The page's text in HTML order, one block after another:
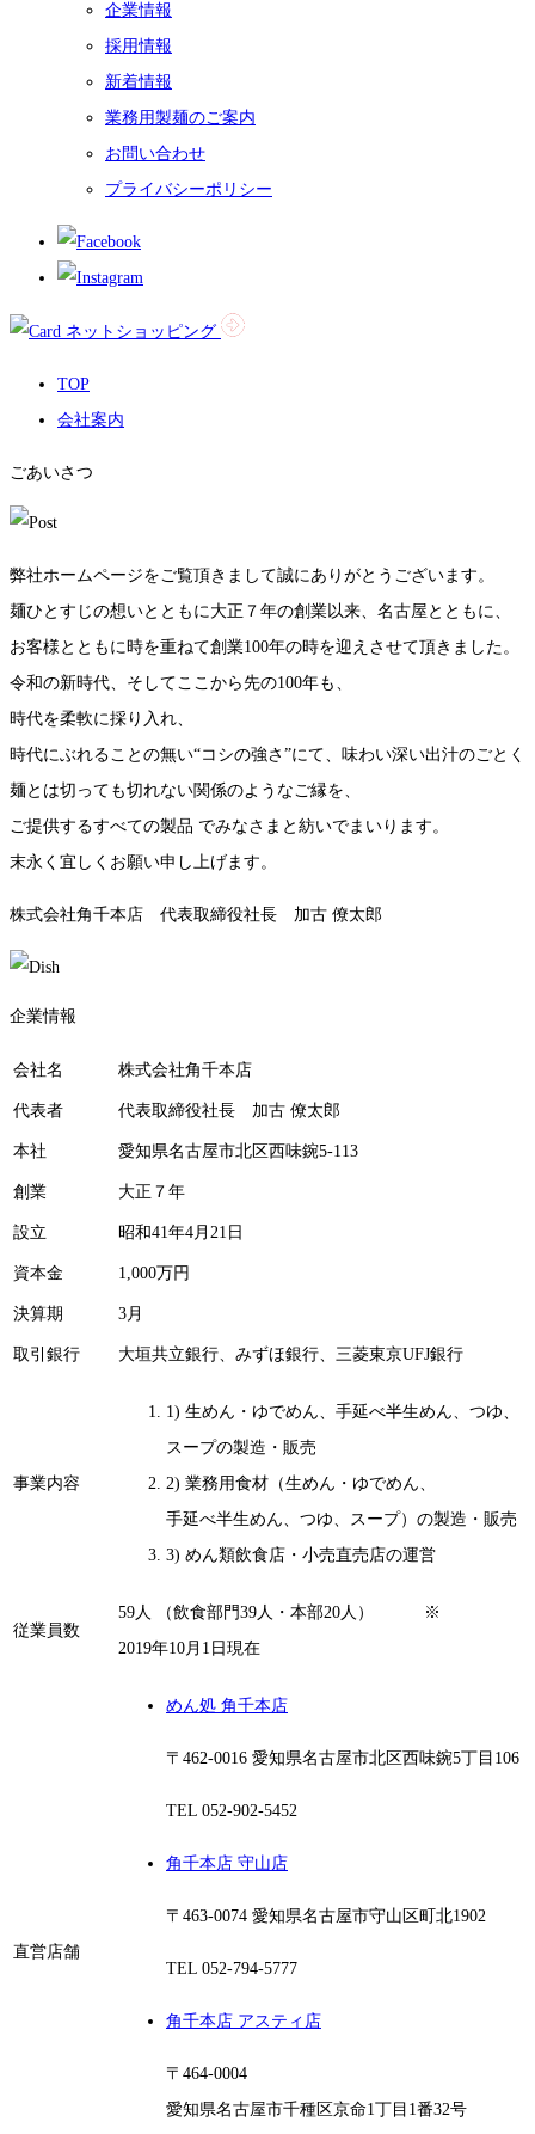
企業情報
採用情報
新着情報
業務用製麺のご案内
お問い合わせ
プライバシーポリシー
ネットショッピング
TOP
会社案内
ごあいさつ
弊社ホームページをご覧頂きまして誠にありがとうございます。
麺ひとすじの想いとともに大正７年の創業以来、名古屋とともに、
お客様とともに時を重ねて創業100年の時を迎えさせて頂きました。
令和の新時代、そしてここから先の100年も、
時代を柔軟に採り入れ、
時代にぶれることの無い“コシの強さ”にて、味わい深い出汁のごとく
麺とは切っても切れない関係のようなご縁を、
ご提供するすべての製品 でみなさまと紡いでまいります。
末永く宜しくお願い申し上げます。
株式会社角千本店 代表取締役社長 加古 僚太郎
企業情報
会社名 株式会社角千本店
代表者 代表取締役社長 加古 僚太郎
本社 愛知県名古屋市北区西味鋺5-113
創業 大正７年
設立 昭和41年4月21日
資本金 1,000万円
決算期 3月
取引銀行 大垣共立銀行、みずほ銀行、三菱東京UFJ銀行
事業内容
1) 生めん・ゆでめん、手延べ半生めん、つゆ、
スープの製造・販売
2) 業務用食材（生めん・ゆでめん、
手延べ半生めん、つゆ、スープ）の製造・販売
3) めん類飲食店・小売直売店の運営
従業員数
59人 （飲食部門39人・本部20人） ※
2019年10月1日現在
直営店舗
めん処 角千本店
〒462-0016 愛知県名古屋市北区西味鋺5丁目106
TEL 052-902-5452
角千本店 守山店
〒463-0074 愛知県名古屋市守山区町北1902
TEL 052-794-5777
角千本店 アスティ店
〒464-0004
愛知県名古屋市千種区京命1丁目1番32号